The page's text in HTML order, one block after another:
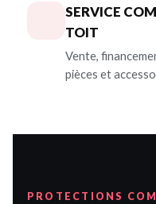
SERVICE
TOIT
Vente,
pièces et
PROTECTIONS